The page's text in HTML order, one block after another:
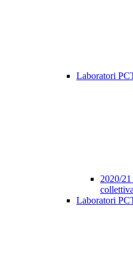
Laboratori
2020/
Laboratori